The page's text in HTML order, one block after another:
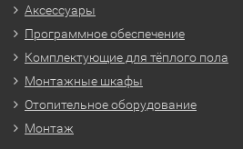
Аксессуары
Программное обеспечение
Комплектующие для тёплого пола
Монтажные шкафы
Отопительное оборудование
Монтаж